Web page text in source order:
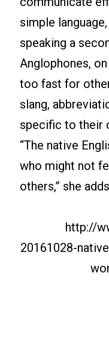
simple
speaking a
Anglophones,
too fast for
slang,
specific to their
“The native
who might not
others,” she
http://
20161028-